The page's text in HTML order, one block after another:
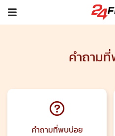
คำถาม
คำถามที่พบบ่อย